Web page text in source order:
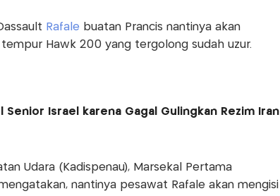
Rafale buatan Prancis nantinya akan
Hawk 200 yang tergolong sudah uzur.
Senior Israel karena Gagal Gulingkan Rezim Iran
Udara (Kadispenau), Marsekal Pertama
nantinya pesawat Rafale akan mengisi